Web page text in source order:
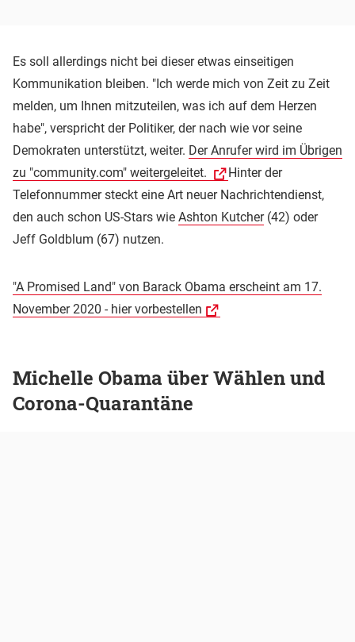
Es soll allerdings nicht bei dieser etwas einseitigen
Kommunikation bleiben. "Ich werde mich von Zeit zu Zeit
melden, um Ihnen mitzuteilen, was ich auf dem Herzen
habe", verspricht der Politiker, der nach wie vor seine
Demokraten unterstützt, weiter. Der Anrufer wird im Übrigen
zu "community.com" weitergeleitet.
Hinter der
Telefonnummer steckt eine Art neuer Nachrichtendienst,
den auch schon US-Stars wie Ashton Kutcher(42) oder
Jeff Goldblum (67) nutzen.
"A Promised Land" von Barack Obama erscheint am 17.
November 2020 - hier vorbestellen
Michelle Obama über Wählen und
Corona-Quarantäne